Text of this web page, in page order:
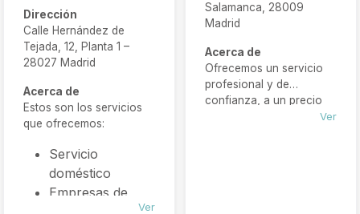
Dirección
Calle Hernández de
Tejada, 12, Planta 1 –
28027 Madrid
Acerca de
Estos son los servicios
que ofrecemos:
Servicio
doméstico
Empresas de
Ver
Salamanca, 28009
Madrid
Acerca de
Ofrecemos un servicio
profesional y de
confianza, a un precio
Ver